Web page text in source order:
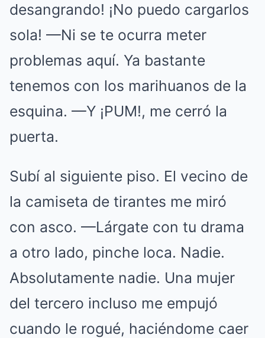
desangrando! ¡No puedo cargarlos
sola! —Ni se te ocurra meter
problemas aquí. Ya bastante
tenemos con los marihuanos de la
esquina. —Y ¡PUM!, me cerró la
puerta.
Subí al siguiente piso. El vecino de
la camiseta de tirantes me miró
con asco. —Lárgate con tu drama
a otro lado, pinche loca. Nadie.
Absolutamente nadie. Una mujer
del tercero incluso me empujó
cuando le rogué, haciéndome caer